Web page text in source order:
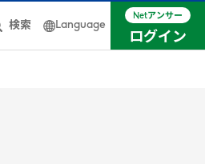
検索 Language
Netアンサー
ログイン